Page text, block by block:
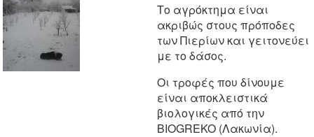
Το αγρόκτημα είναι
ακριβώς στους πρόποδες
των Πιερίων και γειτονεύει
με το δάσος.
Οι τροφές που δίνουμε
είναι αποκλειστικά
βιολογικές από την
BIOGREKO (Λακωνία).